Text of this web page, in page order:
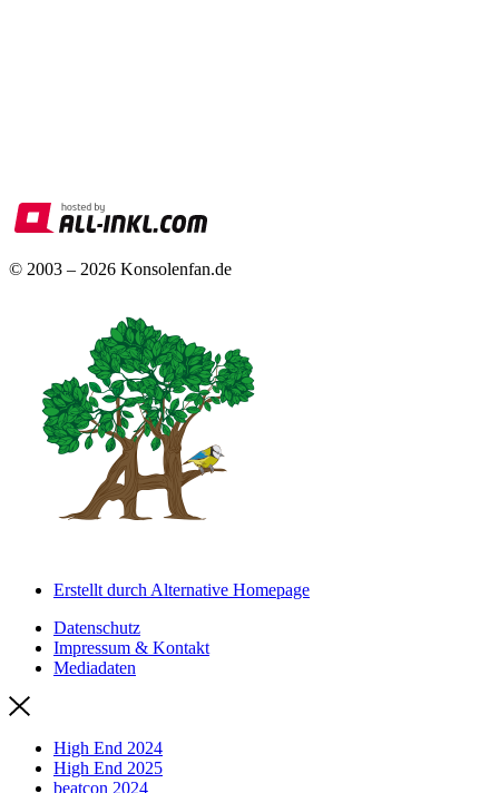
© 2003 – 2026 Konsolenfan.de
Erstellt durch Alternative Homepage
Datenschutz
Impressum & Kontakt
Mediadaten
High End 2024
High End 2025
beatcon 2024